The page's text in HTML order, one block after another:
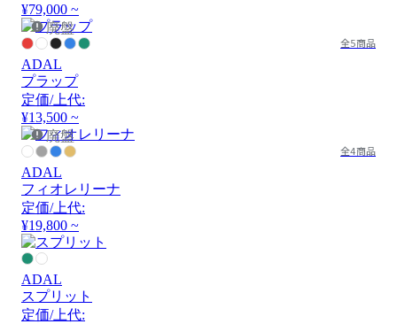
¥79,000 ~
廃盤
全5商品
ADAL
プラップ
定価/上代:
¥13,500 ~
廃盤
全4商品
ADAL
フィオレリーナ
定価/上代:
¥19,800 ~
ADAL
スプリット
定価/上代: